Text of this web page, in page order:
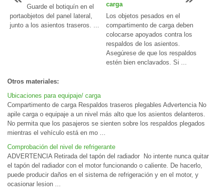
Guarde el botiquín en el
portaobjetos del panel lateral,
junto a los asientos traseros. ...
carga
Los objetos pesados en el
compartimento de carga deben
colocarse apoyados contra los
respaldos de los asientos.
Asegúrese de que los respaldos
estén bien enclavados. Si ...
Otros materiales:
Ubicaciones para equipaje/ carga
Compartimento de carga Respaldos traseros plegables Advertencia No
apile carga o equipaje a un nivel más alto que los asientos delanteros.
No permita que los pasajeros se sienten sobre los respaldos plegados
mientras el vehículo está en mo ...
Comprobación del nivel de refrigerante
ADVERTENCIA Retirada del tapón del radiador No intente nunca quitar
el tapón del radiador con el motor funcionando o caliente. De hacerlo,
puede producir daños en el sistema de refrigeración y en el motor, y
ocasionar lesion ...